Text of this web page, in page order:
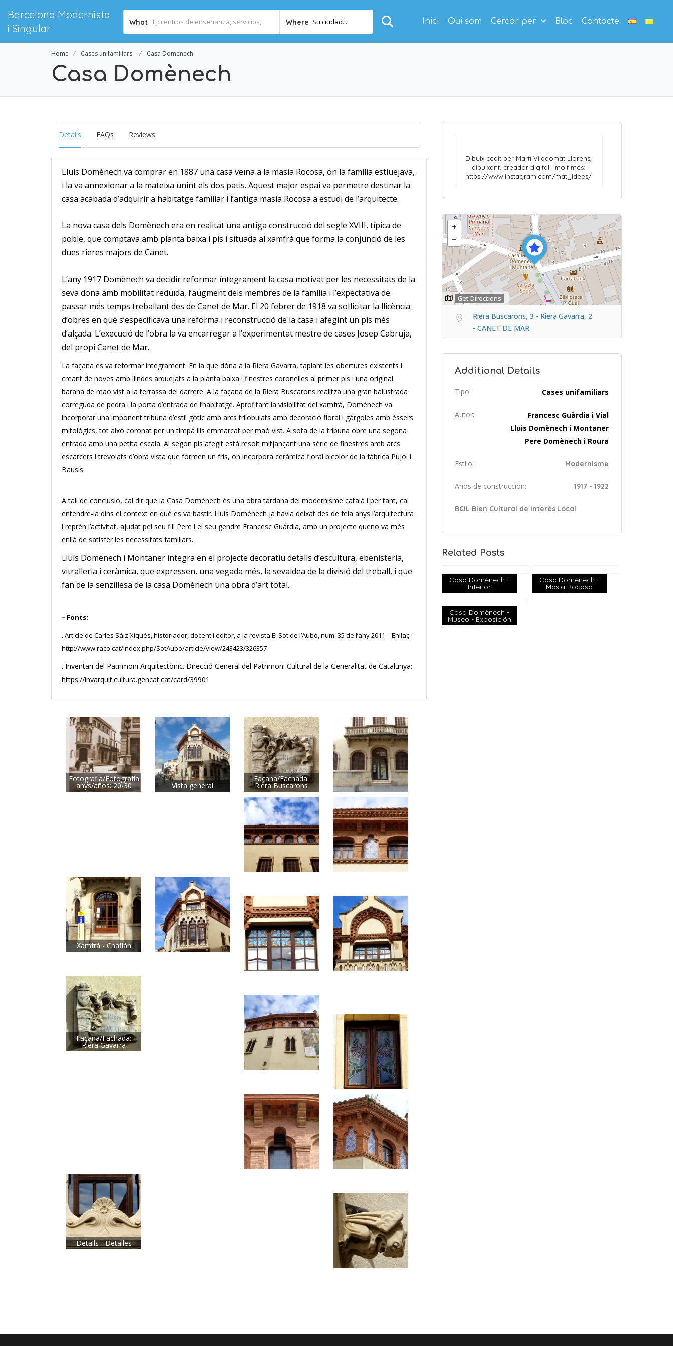
Barcelona Modernista
i Singular
What Where Su ciudad... Inici Qui som Cercar per Bloc Contacte
Home Cases unifamiliars Casa Domènech
Casa Domènech
Details FAQs Reviews
Lluís Domènech va comprar en 1887 una casa veïna a la masia Rocosa, on la família estiuejava,
i la va annexionar a la mateixa unint els dos patis. Aquest major espai va permetre destinar la
casa acabada d’adquirir a habitatge familiar i l’antiga masia Rocosa a estudi de l’arquitecte.
La nova casa dels Domènech era en realitat una antiga construcció del segle XVIII, típica de
poble, que comptava amb planta baixa i pis i situada al xamfrà que forma la conjunció de les
dues rieres majors de Canet.
L’any 1917 Domènech va decidir reformar íntegrament la casa motivat per les necessitats de la
seva dona amb mobilitat reduïda, l’augment dels membres de la família i l’expectativa de
passar més temps treballant des de Canet de Mar. El 20 febrer de 1918 va sol·licitar la llicència
d’obres en què s’especificava una reforma i reconstrucció de la casa i afegint un pis més
d’alçada. L’execució de l’obra la va encarregar a l’experimentat mestre de cases Josep Cabruja,
del propi Canet de Mar.
La façana es va reformar íntegrament. En la que dóna a la Riera Gavarra, tapiant les obertures existents i
creant de noves amb llindes arquejats a la planta baixa i finestres coronelles al primer pis i una original
barana de maó vist a la terrassa del darrere. A la façana de la Riera Buscarons realitza una gran balustrada
correguda de pedra i la porta d’entrada de l’habitatge. Aprofitant la visibilitat del xamfrà, Domènech va
incorporar una imponent tribuna d’estil gòtic amb arcs trilobulats amb decoració floral i gàrgoles amb éssers
mitològics, tot això coronat per un timpà llis emmarcat per maó vist. A sota de la tribuna obre una segona
entrada amb una petita escala. Al segon pis afegit està resolt mitjançant una sèrie de finestres amb arcs
escarcers i trevolats d’obra vista que formen un fris, on incorpora ceràmica floral bicolor de la fàbrica Pujol i
Bausis.
A tall de conclusió, cal dir que la Casa Domènech és una obra tardana del modernisme català i per tant, cal
entendre-la dins el context en què es va bastir. Lluís Domènech ja havia deixat des de feia anys l’arquitectura
i reprèn l’activitat, ajudat pel seu fill Pere i el seu gendre Francesc Guàrdia, amb un projecte queno va més
enllà de satisfer les necessitats familiars.
Lluís Domènech i Montaner integra en el projecte decoratiu detalls d’escultura, ebenisteria,
vitralleria i ceràmica, que expressen, una vegada més, la sevaidea de la divisió del treball, i que
fan de la senzillesa de la casa Domènech una obra d’art total.
– Fonts:
. Article de Carles Sàiz Xiqués, historiador, docent i editor, a la revista El Sot de l’Aubó, num. 35 de l’any 2011 – Enllaç:
http://www.raco.cat/index.php/SotAubo/article/view/243423/326357
. Inventari del Patrimoni Arquitectònic. Direcció General del Patrimoni Cultural de la Generalitat de Catalunya:
https://invarquit.cultura.gencat.cat/card/39901
Fotografia/Fotografía
anys/años: 20-30 Vista general
Façana/Fachada:
Riera Buscarons
Xamfrà - Chaflán
Façana/Fachada:
Riera Gavarra
Detalls - Detalles
Dibuix cedit per Martí Viladomat Llorens,
dibuixant, creador digital i molt més:
https://www.instagram.com/mat_idees/
Get Directions
Riera Buscarons, 3 - Riera Gavarra, 2
- CANET DE MAR
Additional Details
Tipo: Cases unifamiliars
Autor:
Francesc Guàrdia i Vial
Lluis Domènech i Montaner
Pere Domènech i Roura
Estilo: Modernisme
Años de construcción: 1917 - 1922
BCIL Bien Cultural de Interés Local
Related Posts
Casa Domènech -
Interior
Casa Domènech -
Masía Rocosa
Casa Domènech -
Museo - Exposición